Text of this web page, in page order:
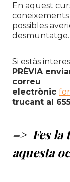
En aquest
possibles
desmuntatge.
Si estàs
PRÈVIA
correu
electrònic
trucant al
–> Fes la
aquesta